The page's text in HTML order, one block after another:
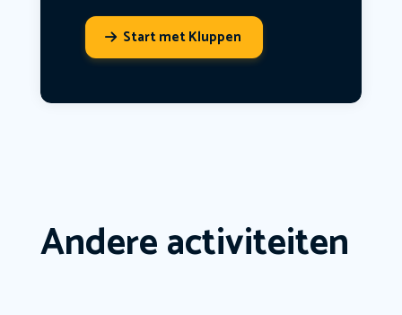
Start met Kluppen
Andere activiteiten